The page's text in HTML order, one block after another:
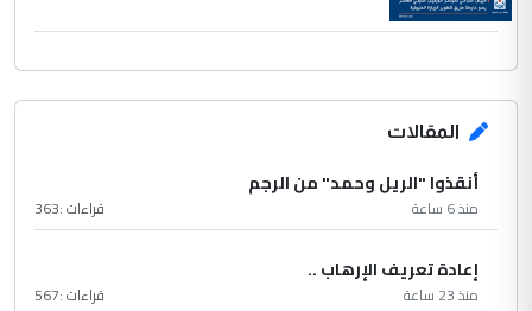
المقالات
أنقذوا "الريل وحمد" من الرجم
منذ 6 ساعة قراءات :363
إعادة تعريف الإرهاب ..
منذ 23 ساعة قراءات :567